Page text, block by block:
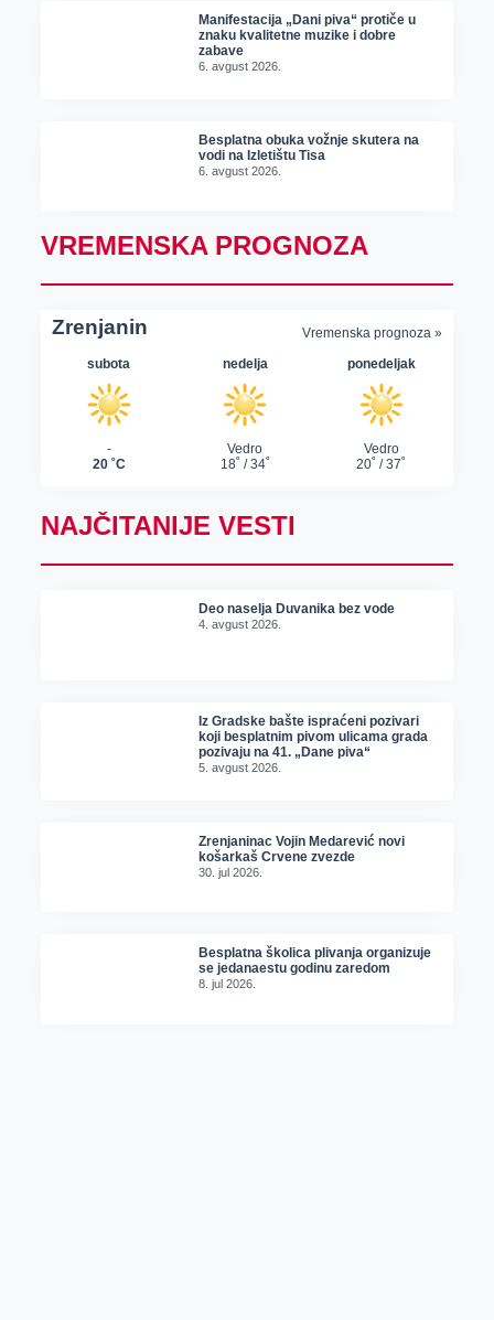
Manifestacija „Dani piva“ protiče u
znaku kvalitetne muzike i dobre
zabave
6. avgust 2026.
Besplatna obuka vožnje skutera na
vodi na Izletištu Tisa
6. avgust 2026.
VREMENSKA PROGNOZA
NAJČITANIJE VESTI
Deo naselja Duvanika bez vode
4. avgust 2026.
Iz Gradske bašte ispraćeni pozivari
koji besplatnim pivom ulicama grada
pozivaju na 41. „Dane piva“
5. avgust 2026.
Zrenjaninac Vojin Medarević novi
košarkaš Crvene zvezde
30. jul 2026.
Besplatna školica plivanja organizuje
se jedanaestu godinu zaredom
8. jul 2026.